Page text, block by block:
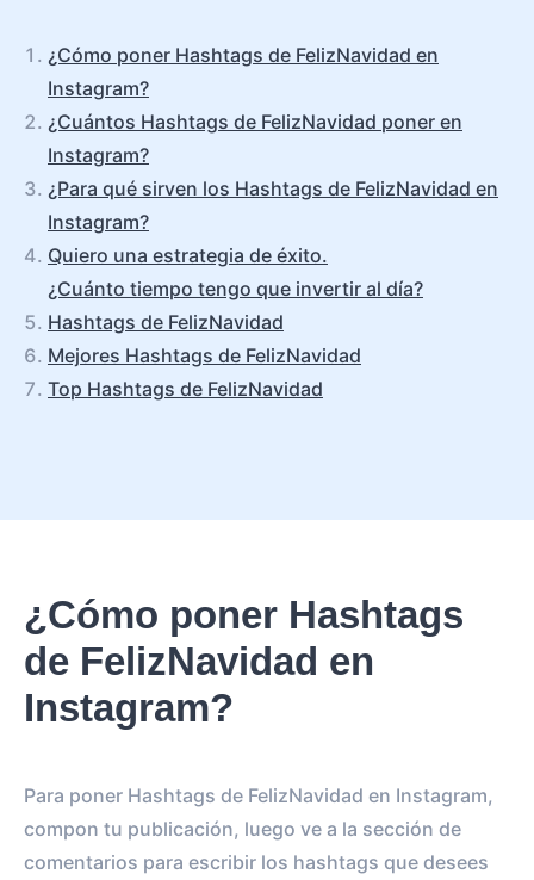
¿Cómo poner Hashtags de FelizNavidad en
Instagram?
¿Cuántos Hashtags de FelizNavidad poner en
Instagram?
¿Para qué sirven los Hashtags de FelizNavidad en
Instagram?
Quiero una estrategia de éxito.
¿Cuánto tiempo tengo que invertir al día?
Hashtags de FelizNavidad
Mejores Hashtags de FelizNavidad
Top Hashtags de FelizNavidad
¿Cómo poner Hashtags
de FelizNavidad en
Instagram?
Para poner Hashtags de FelizNavidad en Instagram,
compon tu publicación, luego ve a la sección de
comentarios para escribir los hashtags que desees